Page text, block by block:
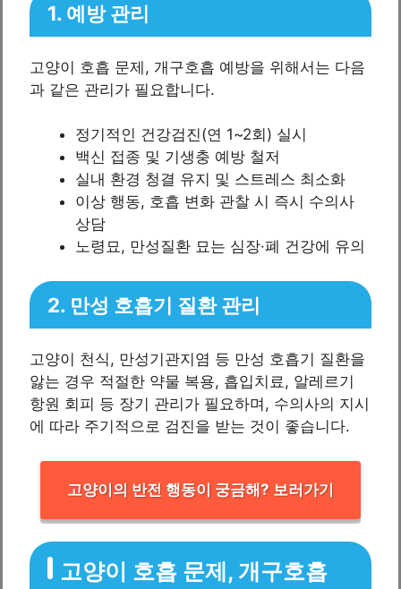
1. 예방 관리
고양이 호흡 문제, 개구호흡 예방을 위해서는 다음
과 같은 관리가 필요합니다.
정기적인 건강검진(연 1~2회) 실시
백신 접종 및 기생충 예방 철저
실내 환경 청결 유지 및 스트레스 최소화
이상 행동, 호흡 변화 관찰 시 즉시 수의사
상담
노령묘, 만성질환 묘는 심장·폐 건강에 유의
2. 만성 호흡기 질환 관리
고양이 천식, 만성기관지염 등 만성 호흡기 질환을
앓는 경우 적절한 약물 복용, 흡입치료, 알레르기
항원 회피 등 장기 관리가 필요하며, 수의사의 지시
에 따라 주기적으로 검진을 받는 것이 좋습니다.
고양이의 반전 행동이 궁금해? 보러가기
고양이 호흡 문제, 개구호흡